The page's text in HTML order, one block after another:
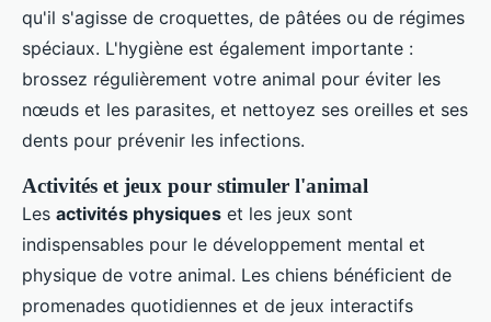
qu'il s'agisse de croquettes, de pâtées ou de régimes
spéciaux. L'hygiène est également importante :
brossez régulièrement votre animal pour éviter les
nœuds et les parasites, et nettoyez ses oreilles et ses
dents pour prévenir les infections.
Activités et jeux pour stimuler l'animal
Les activités physiques et les jeux sont
indispensables pour le développement mental et
physique de votre animal. Les chiens bénéficient de
promenades quotidiennes et de jeux interactifs